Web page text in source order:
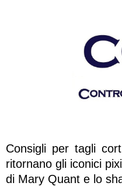
Consigli per tagli
ritornano gli iconici
di Mary Quant e lo